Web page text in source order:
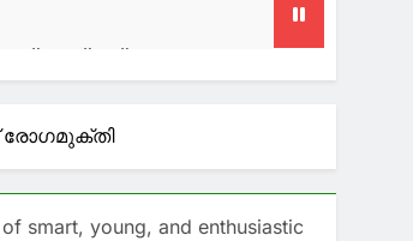
സല്യൂട്ട്:
ജോൺ
രോഗമുക്തി
smart, young, and enthusiastic